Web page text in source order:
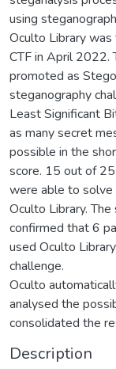
using
Oculto Library
CTF in April 2022.
promoted as
steganography
Least Significant
as many secret
possible in the
score. 15 out of
were able to solve
Oculto Library. The
confirmed that 6
used Oculto
challenge.
Oculto
analysed the
consolidated the
Description